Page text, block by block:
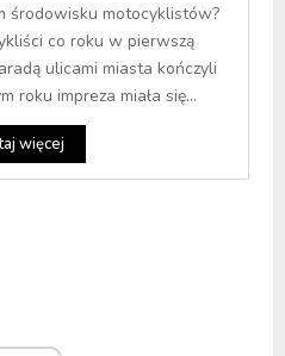
środowisku motocyklistów?
co roku w pierwszą
ulicami miasta kończyli
roku impreza miała się...
więcej